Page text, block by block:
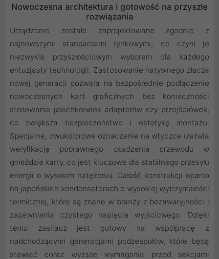
Nowoczesna architektura i gotowość na przyszłe
rozwiązania
Urządzenie zostało zaprojektowane zgodnie z
najnowszymi standardami rynkowymi, co czyni je
niezwykle przyszłościowym wyborem dla każdego
entuzjasty technologii. Zastosowanie natywnego złącza
nowej generacji pozwala na bezpośrednie podłączenie
nowoczesnych kart graficznych bez konieczności
stosowania jakichkolwiek adapterów czy przejściówek,
co zwiększa bezpieczeństwo i estetykę montażu.
Specjalne, dwukolorowe oznaczenie na wtyczce ułatwia
weryfikację poprawnego osadzenia przewodu w
gnieździe karty, co jest kluczowe dla stabilnego przesyłu
energii o wysokim natężeniu. Całość konstrukcji oparto
na japońskich kondensatorach o wysokiej wytrzymałości
termicznej, które są znane w branży z bezawaryjności i
zapewniania czystego napięcia wyjściowego. Dzięki
temu zasilacz jest gotowy na współpracę z
nadchodzącymi generacjami podzespołów, które będą
stawiać coraz wyższe wymagania przed sekcjami